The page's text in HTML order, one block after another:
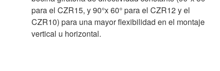
para el CZR15, y 90°x 60° para el CZR12 y el
CZR10) para una mayor flexibilidad en el montaje
vertical u horizontal.